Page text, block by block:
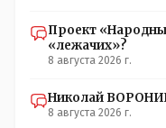
Проект
«лежачих»?
8 августа 2026 г.
Николай
8 августа 2026 г.